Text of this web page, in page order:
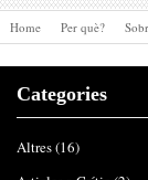
Home Per què?
Categories
Altres(16)